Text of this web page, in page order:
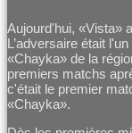
Aujourd'hui, «Vista»
L’adversaire était
«Chayka» de la
premiers matchs
c'était le premier
«Chayka».